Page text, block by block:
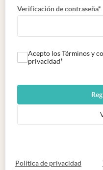
Verificación de contraseña*
Acepto los Términos y
privacidad*
Política de privacidad abre